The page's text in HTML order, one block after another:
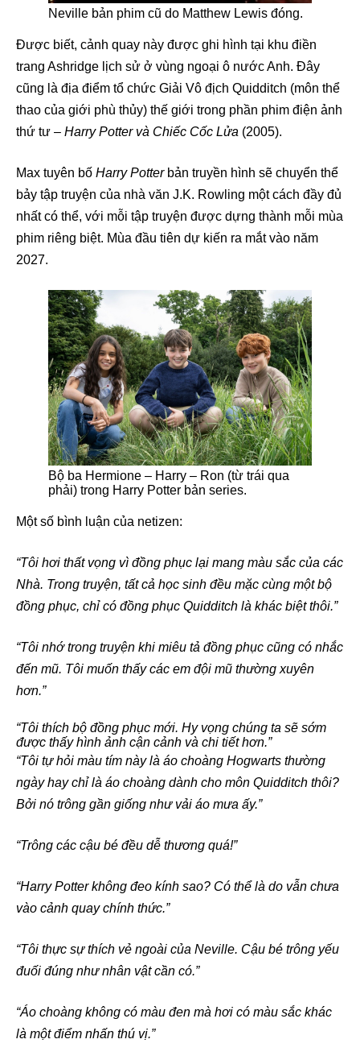
Neville bản phim cũ do Matthew Lewis đóng.
Được biết, cảnh quay này được ghi hình tại khu điền
trang Ashridge lịch sử ở vùng ngoại ô nước Anh. Đây
cũng là địa điểm tổ chức Giải Vô địch Quidditch (môn thể
thao của giới phù thủy) thế giới trong phần phim điện ảnh
thứ tư – Harry Potter và Chiếc Cốc Lửa (2005).
Max tuyên bố Harry Potterbản truyền hình sẽ chuyển thể
bảy tập truyện của nhà văn J.K. Rowling một cách đầy đủ
nhất có thể, với mỗi tập truyện được dựng thành mỗi mùa
phim riêng biệt. Mùa đầu tiên dự kiến ra mắt vào năm
2027.
Bộ ba Hermione – Harry – Ron (từ trái qua
phải) trong Harry Potter bản series.
Một số bình luận của netizen:
“Tôi hơi thất vọng vì đồng phục lại mang màu sắc của các
Nhà. Trong truyện, tất cả học sinh đều mặc cùng một bộ
đồng phục, chỉ có đồng phục Quidditch là khác biệt thôi.”
“Tôi nhớ trong truyện khi miêu tả đồng phục cũng có nhắc
đến mũ. Tôi muốn thấy các em đội mũ thường xuyên
hơn.”
“Tôi thích bộ đồng phục mới. Hy vọng chúng ta sẽ sớm
được thấy hình ảnh cận cảnh và chi tiết hơn.”
“Tôi tự hỏi màu tím này là áo choàng Hogwarts thường
ngày hay chỉ là áo choàng dành cho môn Quidditch thôi?
Bởi nó trông gần giống như vải áo mưa ấy.”
“Trông các cậu bé đều dễ thương quá!”
“Harry Potter không đeo kính sao? Có thể là do vẫn chưa
vào cảnh quay chính thức.”
“Tôi thực sự thích vẻ ngoài của Neville. Cậu bé trông yếu
đuối đúng như nhân vật cần có.”
“Áo choàng không có màu đen mà hơi có màu sắc khác
là một điểm nhấn thú vị.”